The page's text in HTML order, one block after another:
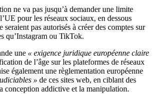
ne va pas jusqu’à demander une limite
pour les réseaux sociaux, en dessous
seraient pas autorisés à créer des comptes sur
qu’Instagram ou TikTok.
une « exigence juridique européenne claire
de l’âge sur les plateformes de réseaux
également une règlementation européenne
» de ces sites web, en ciblant des
conception addictive et la manipulation.